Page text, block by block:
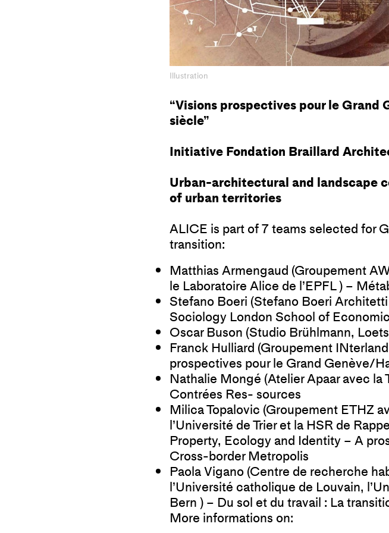
Illustration
“Visions prospectives pour le
siècle”
Initiative Fondation Braillard
Urban-architectural and landscape
of urban territories
ALICE is part of 7 teams selected for
transition:
Matthias Armengaud (Groupement
le Laboratoire Alice de l’EPFL ) –
Stefano Boeri (Stefano Boeri Architetti
Sociology London School of
Oscar Buson (Studio Brühlmann,
Franck Hulliard (Groupement INterland
prospectives pour le Grand Genève/
Nathalie Mongé (Atelier Apaaravec la
Contrées Res- sources
Milica Topalovic (Groupement ETHZ
l’Université de Trier et la HSR de
Property, Ecology and Identity – A
Cross-border Metropolis
Paola Vigano (Centre de recherche
l’Université catholique de Louvain,
Bern ) – Du sol et du travail : La
More informations on: